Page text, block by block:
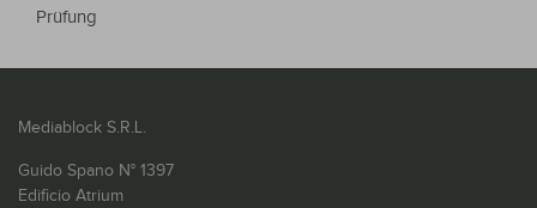
Prüfung
Mediablock S.R.L.
Guido Spano N° 1397
Edificio Atrium